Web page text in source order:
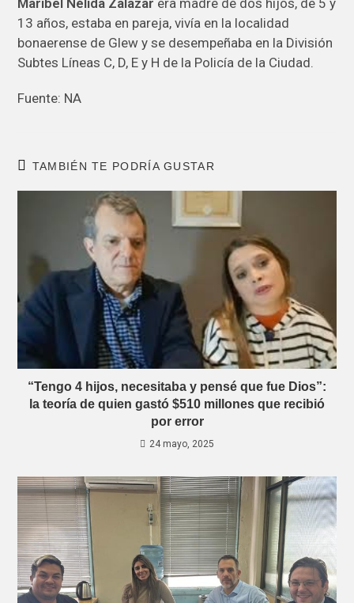
13 años, estaba en pareja, vivía en la localidad
bonaerense de Glew y se desempeñaba en la División
Subtes Líneas C, D, E y H de la Policía de la Ciudad.
Fuente: NA
TAMBIÉN TE PODRÍA GUSTAR
“Tengo 4 hijos, necesitaba y pensé que fue Dios”:
la teoría de quien gastó $510 millones que recibió
por error
24 mayo, 2025